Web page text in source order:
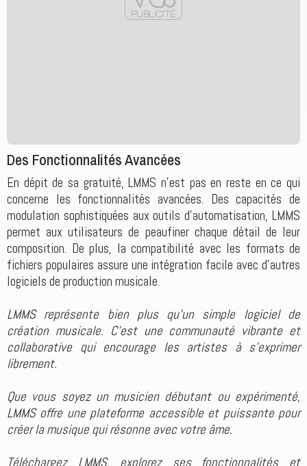
Des Fonctionnalités Avancées
En dépit de sa gratuité, LMMS n'est pas en reste en ce qui
concerne les fonctionnalités avancées. Des capacités de
modulation sophistiquées aux outils d'automatisation, LMMS
permet aux utilisateurs de peaufiner chaque détail de leur
composition. De plus, la compatibilité avec les formats de
fichiers populaires assure une intégration facile avec d'autres
logiciels de production musicale.
LMMS représente bien plus qu'un simple logiciel de
création musicale. C'est une communauté vibrante et
collaborative qui encourage les artistes à s'exprimer
librement.
Que vous soyez un musicien débutant ou expérimenté,
LMMS offre une plateforme accessible et puissante pour
créer la musique qui résonne avec votre âme.
Téléchargez LMMS, explorez ses fonctionnalités et